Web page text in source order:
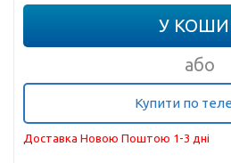
У
або
Купити по
Доставка Новою Поштою 1-3 дні